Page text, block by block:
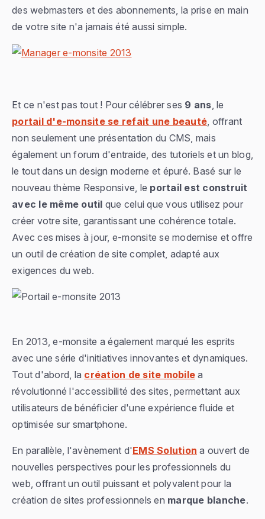
des webmasters et des abonnements, la prise en main
de votre site n'a jamais été aussi simple.
Et ce n'est pas tout ! Pour célébrer ses 9 ans , le
portail d'e-monsite se refait une beauté , offrant
non seulement une présentation du CMS, mais
également un forum d'entraide, des tutoriels et un blog,
le tout dans un design moderne et épuré. Basé sur le
nouveau thème Responsive, le portail est construit
avec le même outil que celui que vous utilisez pour
créer votre site, garantissant une cohérence totale.
Avec ces mises à jour, e-monsite se modernise et offre
un outil de création de site complet, adapté aux
exigences du web.
En 2013, e-monsite a également marqué les esprits
avec une série d'initiatives innovantes et dynamiques.
Tout d'abord, la création de site mobile a
révolutionné l'accessibilité des sites, permettant aux
utilisateurs de bénéficier d'une expérience fluide et
optimisée sur smartphone.
En parallèle, l'avènement d'EMS Solution a ouvert de
nouvelles perspectives pour les professionnels du
web, offrant un outil puissant et polyvalent pour la
création de sites professionnels en marque blanche.